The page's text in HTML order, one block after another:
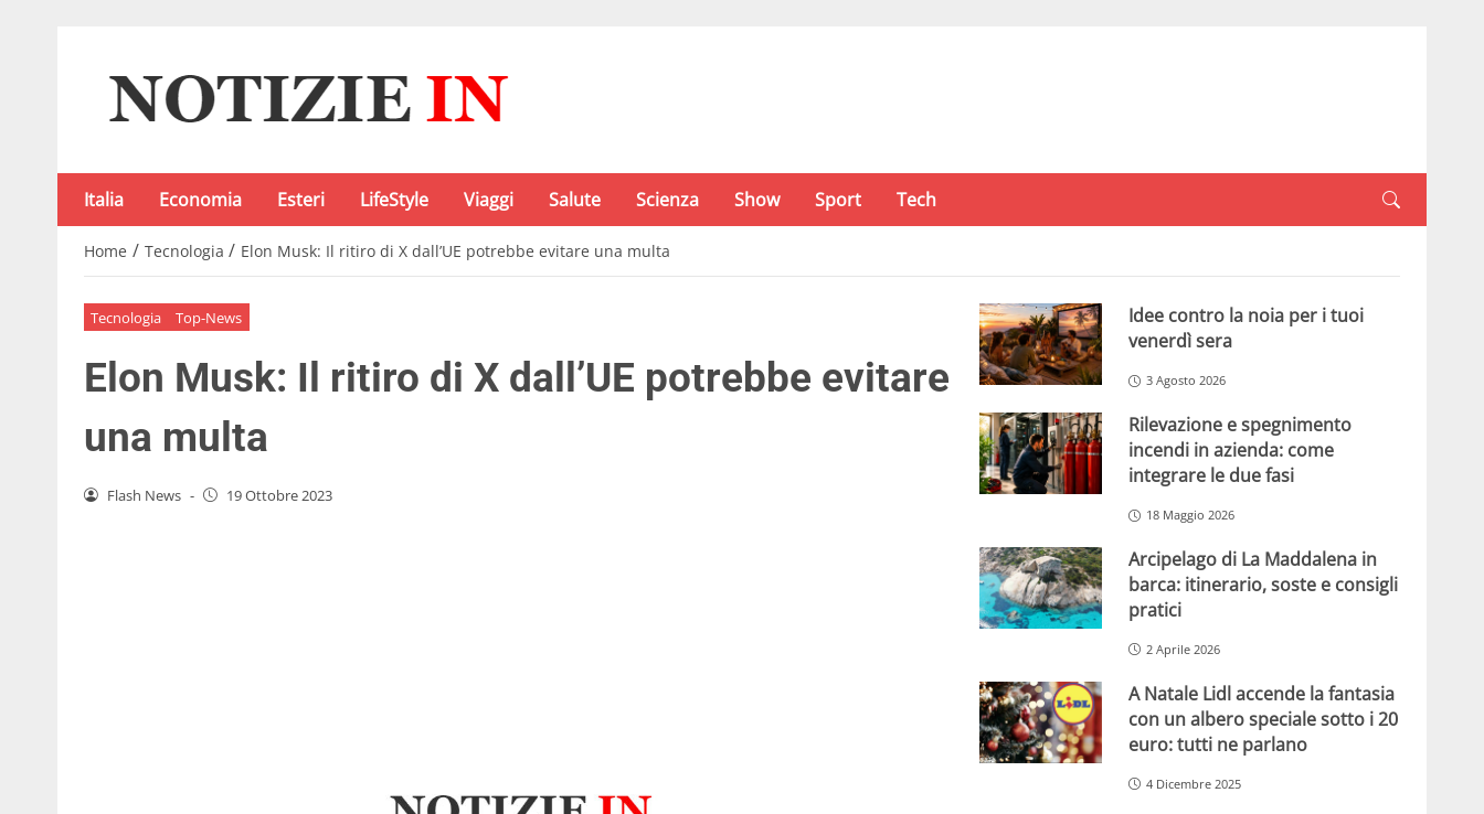
Italia Economia Esteri LifeStyle Viaggi Salute Scienza Show Sport Tech
Home / Tecnologia / Elon Musk: Il ritiro di X dall’UE potrebbe evitare una multa
Tecnologia Top-News
Elon Musk: Il ritiro di X dall’UE potrebbe evitare
una multa
Flash News - 19 Ottobre 2023
Idee contro la noia per i tuoi
venerdì sera
3 Agosto 2026
Rilevazione e spegnimento
incendi in azienda: come
integrare le due fasi
18 Maggio 2026
Arcipelago di La Maddalena in
barca: itinerario, soste e consigli
pratici
2 Aprile 2026
A Natale Lidl accende la fantasia
con un albero speciale sotto i 20
euro: tutti ne parlano
4 Dicembre 2025